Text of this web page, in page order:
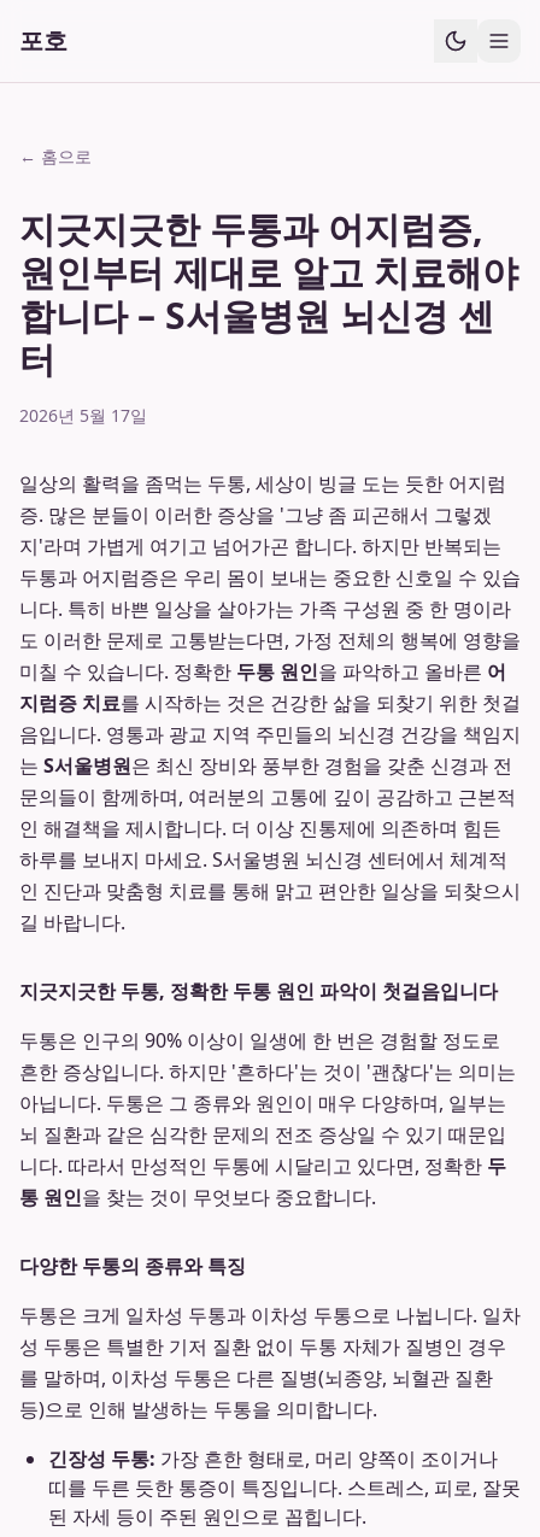
포호
← 홈으로
지긋지긋한 두통과 어지럼증,
원인부터 제대로 알고 치료해야
합니다 – S서울병원 뇌신경 센
터
2026년 5월 17일
일상의 활력을 좀먹는 두통, 세상이 빙글 도는 듯한 어지럼
증. 많은 분들이 이러한 증상을 '그냥 좀 피곤해서 그렇겠
지'라며 가볍게 여기고 넘어가곤 합니다. 하지만 반복되는
두통과 어지럼증은 우리 몸이 보내는 중요한 신호일 수 있습
니다. 특히 바쁜 일상을 살아가는 가족 구성원 중 한 명이라
도 이러한 문제로 고통받는다면, 가정 전체의 행복에 영향을
미칠 수 있습니다. 정확한 두통 원인을 파악하고 올바른 어
지럼증 치료를 시작하는 것은 건강한 삶을 되찾기 위한 첫걸
음입니다. 영통과 광교 지역 주민들의 뇌신경 건강을 책임지
는 S서울병원은 최신 장비와 풍부한 경험을 갖춘 신경과 전
문의들이 함께하며, 여러분의 고통에 깊이 공감하고 근본적
인 해결책을 제시합니다. 더 이상 진통제에 의존하며 힘든
하루를 보내지 마세요. S서울병원 뇌신경 센터에서 체계적
인 진단과 맞춤형 치료를 통해 맑고 편안한 일상을 되찾으시
길 바랍니다.
지긋지긋한 두통, 정확한 두통 원인 파악이 첫걸음입니다
두통은 인구의 90% 이상이 일생에 한 번은 경험할 정도로
흔한 증상입니다. 하지만 '흔하다'는 것이 '괜찮다'는 의미는
아닙니다. 두통은 그 종류와 원인이 매우 다양하며, 일부는
뇌 질환과 같은 심각한 문제의 전조 증상일 수 있기 때문입
니다. 따라서 만성적인 두통에 시달리고 있다면, 정확한 두
통 원인을 찾는 것이 무엇보다 중요합니다.
다양한 두통의 종류와 특징
두통은 크게 일차성 두통과 이차성 두통으로 나뉩니다. 일차
성 두통은 특별한 기저 질환 없이 두통 자체가 질병인 경우
를 말하며, 이차성 두통은 다른 질병(뇌종양, 뇌혈관 질환
등)으로 인해 발생하는 두통을 의미합니다.
긴장성 두통: 가장 흔한 형태로, 머리 양쪽이 조이거나
띠를 두른 듯한 통증이 특징입니다. 스트레스, 피로, 잘못
된 자세 등이 주된 원인으로 꼽힙니다.